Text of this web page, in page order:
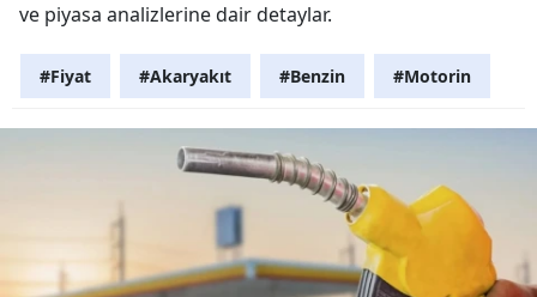
ve piyasa analizlerine dair detaylar.
#Fiyat #Akaryakıt #Benzin #Motorin